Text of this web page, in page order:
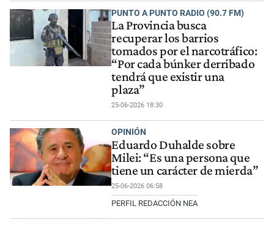
PUNTO A PUNTO RADIO (90.7 FM)
La Provincia busca
recuperar los barrios
tomados por el narcotráfico:
“Por cada búnker derribado
tendrá que existir una
plaza”
25-06-2026 18:30
OPINIÓN
Eduardo Duhalde sobre
Milei: “Es una persona que
tiene un carácter de mierda”
25-06-2026 06:58
PERFIL REDACCIÓN NEA